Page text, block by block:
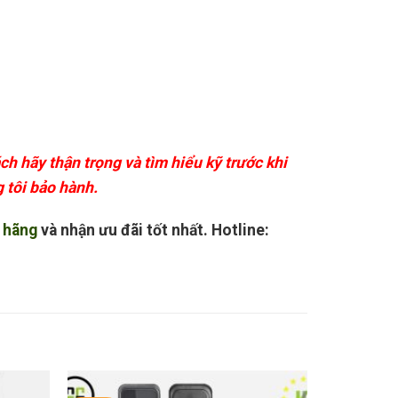
hãy thận trọng và tìm hiểu kỹ trước khi
tôi bảo hành.
và nhận ưu đãi tốt nhất. Hotline: